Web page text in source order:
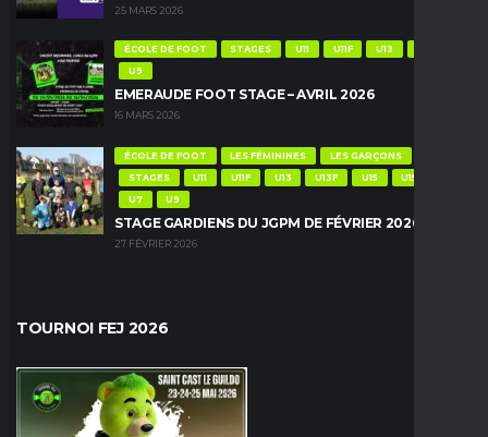
25 MARS 2026
ÉCOLE DE FOOT STAGES U11 U11F U13
U9
EMERAUDE FOOT STAGE – AVRIL 2026
16 MARS 2026
ÉCOLE DE FOOT LES FÉMININES
LES GARÇONS
STAGES
U11 U11F U13 U13F U15
U15F
U7
U9
STAGE GARDIENS DU JGPM DE FÉVRIER 2026
27 FÉVRIER 2026
TOURNOI FEJ 2026